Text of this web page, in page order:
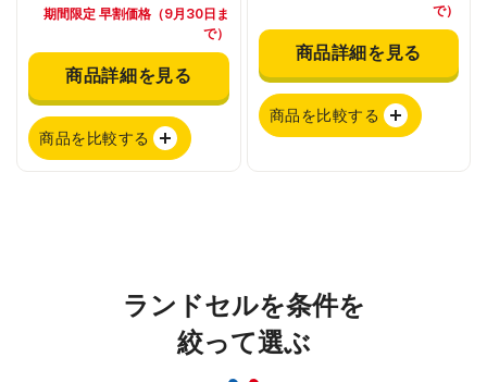
期間限定 早割価格（9月30日ま
で）
商品詳細を見る
商品を比較する
で）
商品詳細を見る
商品を比較する
ランドセルを条件を
絞って選ぶ